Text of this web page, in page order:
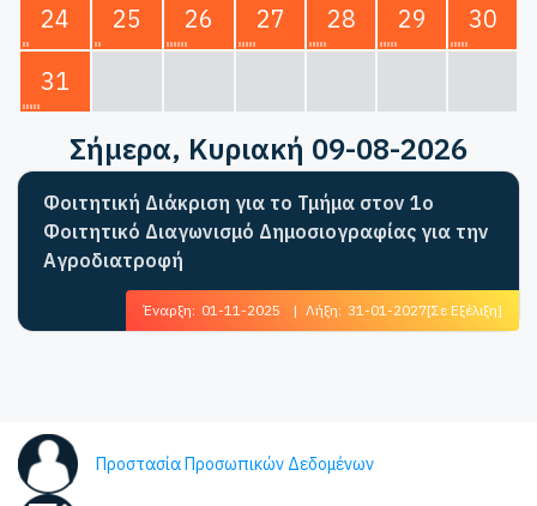
24
25 26 27 28 29
30
31
Σήμερα, Κυριακή 09-08-2026
Φοιτητική Διάκριση για το Τμήμα στον 1ο
Φοιτητικό Διαγωνισμό Δημοσιογραφίας για την
Αγροδιατροφή
Έναρξη: 01-11-2025 | Λήξη: 31-01-2027[Σε Εξέλιξη]
Προστασία Προσωπικών Δεδομένων